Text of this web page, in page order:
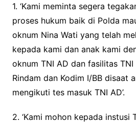
1. ‘Kami meminta segera
proses hukum baik di Polda
oknum Nina Wati yang telah
kepada kami dan anak kami
oknum TNI AD dan fasilitas
Rindam dan Kodim I/BB disaat
mengikuti tes masuk TNI AD’.
2. ‘Kami mohon kepada instusi